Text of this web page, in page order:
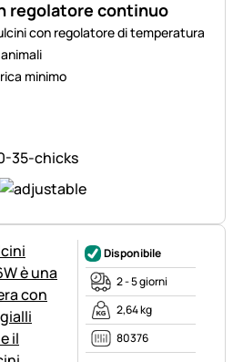
regolatore continuo
con regolatore di temperatura
minimo
Disponibile
2 - 5 giorni
2,64 kg
80376